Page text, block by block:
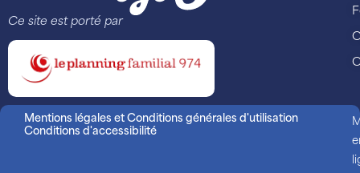
Ce site est porté par
Mentions légales et Conditions générales d'utilisation
Conditions d'accessibilité